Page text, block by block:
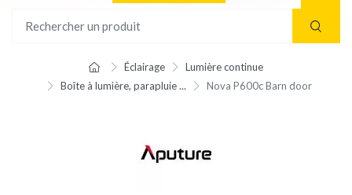
Éclairage
Lumière continue
Boîte à lumière, parapluie ...
Nova P600c Barn door